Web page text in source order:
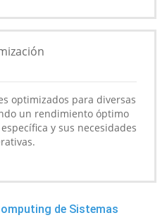
optimizados para diversas
un rendimiento óptimo
y sus necesidades
de Sistemas